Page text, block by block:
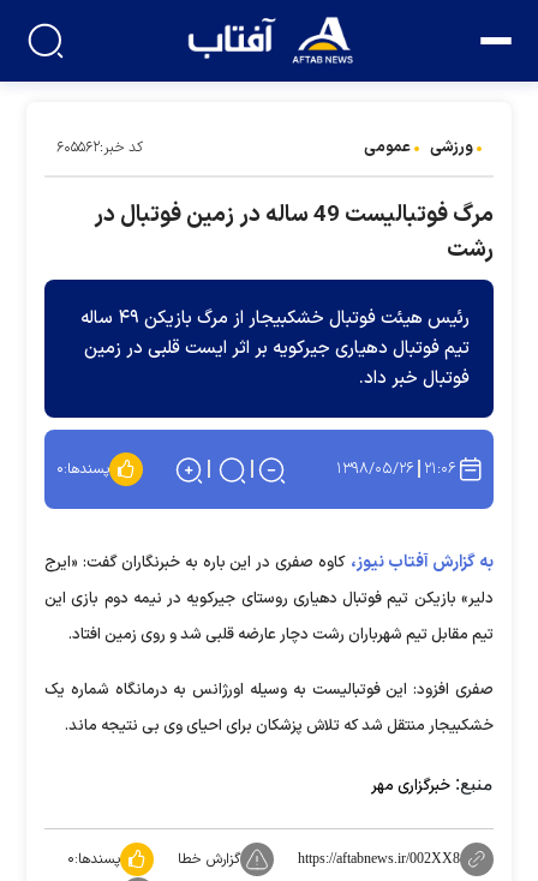
ورزشی عمومی کد خبر:۶۰۵۵۶۲
مرگ فوتبالیست 49 ساله در زمین فوتبال در
رشت
رئیس هیئت فوتبال خشکبیجار از مرگ بازیکن ۴۹ ساله
تیم فوتبال دهیاری جیرکویه بر اثر ایست قلبی در زمین
فوتبال خبر داد.
۲۱:۰۶ ۱۳۹۸/۰۵/۲۶ پسندها:۰
به گزارش آفتاب نیوز، کاوه صفری در این باره به خبرنگاران گفت: «ایرج
دلیر» بازیکن تیم فوتبال دهیاری روستای جیرکویه در نیمه دوم بازی این
تیم مقابل تیم شهرباران رشت دچار عارضه قلبی شد و روی زمین افتاد.
صفری افزود: این فوتبالیست به وسیله اورژانس به درمانگاه شماره یک
خشکبیجار منتقل شد که تلاش پزشکان برای احیای وی بی نتیجه ماند.
منبع: خبرگزاری مهر
https://aftabnews.ir/002XX8 گزارش خطا پسندها:۰